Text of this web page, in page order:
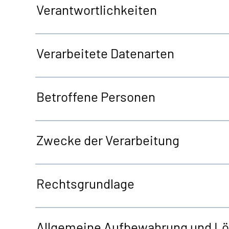
Verantwortlichkeiten
Verarbeitete Datenarten
Betroffene Personen
Zwecke der Verarbeitung
Rechtsgrundlage